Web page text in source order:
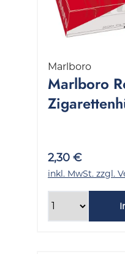
Marlboro
Marlboro
2,30 €
inkl. MwSt. zzgl.